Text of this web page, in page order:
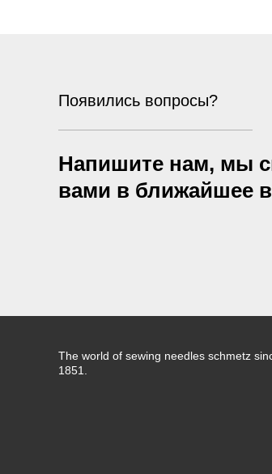
Появились вопросы?
Напишите нам, мы
вами в ближайшее
The world of sewing needles schmetz
1851.